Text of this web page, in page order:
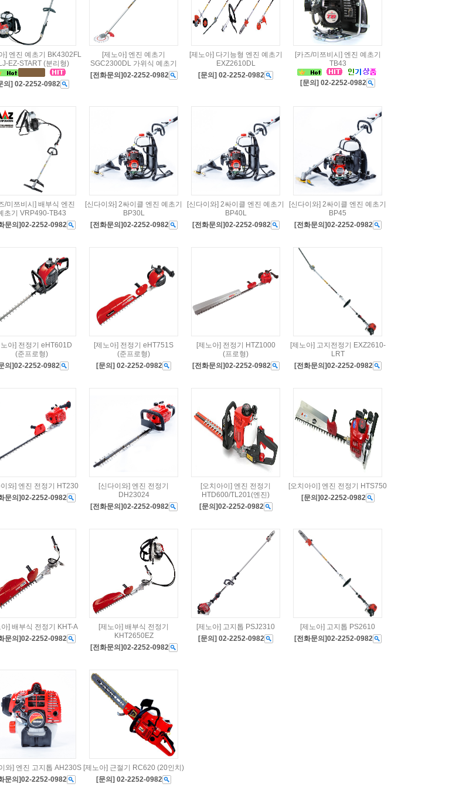
] 엔진 예초기 BK4302FL
EZ-START (분리형)
의] 02-2252-0982
[제노아] 엔진 예초기
SGC2300DL 가위식 예초기
[전화문의]02-2252-0982
[제노아] 다기능형 엔진 예초기
EXZ2610DL
[문의] 02-2252-0982
[카즈/미쯔비시] 엔진 예초기
TB43
[문의] 02-2252-0982
/미쯔비시] 배부식 엔진
초기 VRP490-TB43
문의]02-2252-0982
[신다이와] 2싸이클 엔진 예초기
BP30L
[전화문의]02-2252-0982
[신다이와] 2싸이클 엔진 예초기
BP40L
[전화문의]02-2252-0982
[신다이와] 2싸이클 엔진 예초기
BP45
[전화문의]02-2252-0982
노아] 전정기 eHT601D
(준프로형)
의]02-2252-0982
[제노아] 전정기 eHT751S
(준프로형)
[문의] 02-2252-0982
[제노아] 전정기 HTZ1000
(프로형)
[전화문의]02-2252-0982
[제노아] 고지전정기 EXZ2610-
LRT
[전화문의]02-2252-0982
이와] 엔진 전정기 HT230
문의]02-2252-0982
[신다이와] 엔진 전정기
DH23024
[전화문의]02-2252-0982
[오치아이] 엔진 전정기
HTD600/TL201(엔진)
[문의]02-2252-0982
[오치아이] 엔진 전정기 HTS750
[문의]02-2252-0982
아] 배부식 전정기 KHT-A
문의]02-2252-0982
[제노아] 배부식 전정기
KHT2650EZ
[전화문의]02-2252-0982
[제노아] 고지톱 PSJ2310
[문의] 02-2252-0982
[제노아] 고지톱 PS2610
[전화문의]02-2252-0982
와] 엔진 고지톱 AH230S
문의]02-2252-0982
[제노아] 근절기 RC620 (20인치)
[문의] 02-2252-0982